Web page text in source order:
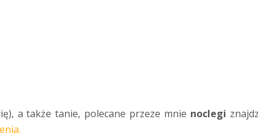
a także tanie, polecane przeze mnie noclegi